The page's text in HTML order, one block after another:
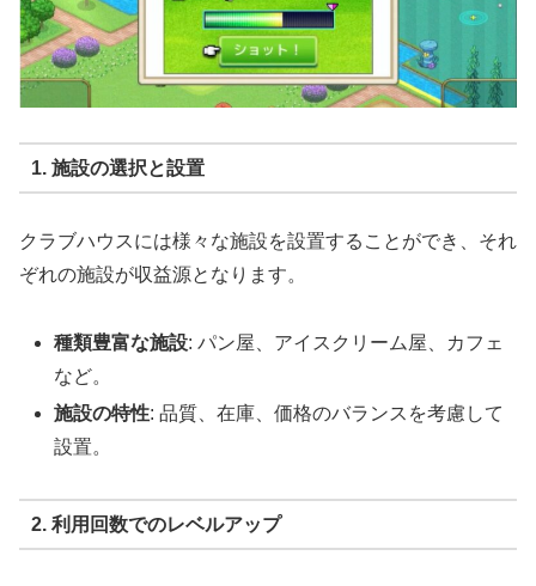
1. 施設の選択と設置
クラブハウスには様々な施設を設置することができ、それ
ぞれの施設が収益源となります。
種類豊富な施設: パン屋、アイスクリーム屋、カフェ
など。
施設の特性: 品質、在庫、価格のバランスを考慮して
設置。
2. 利用回数でのレベルアップ